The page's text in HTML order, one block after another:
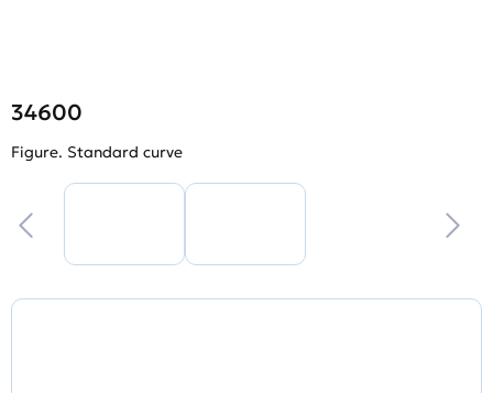
34600
Figure. Standard curve